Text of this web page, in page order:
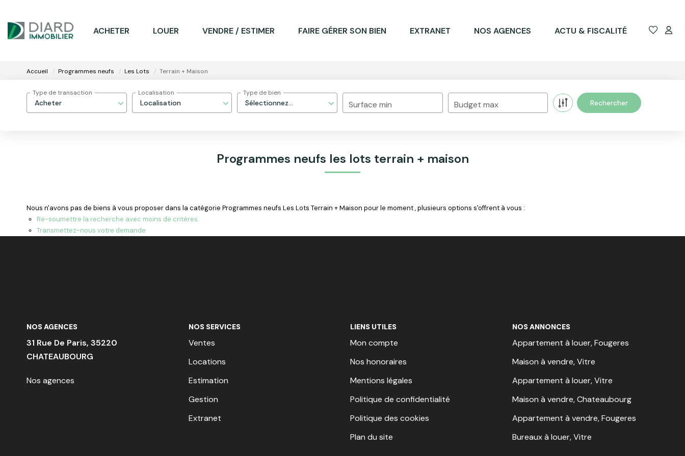
ACHETER LOUER VENDRE / ESTIMER FAIRE GÉRER SON BIEN EXTRANET NOS AGENCES ACTU & FISCALITÉ
Accueil Programmes neufs Les Lots Terrain + Maison
Acheter
Type de transaction
Localisation
Localisation
Sélectionnez...
Type de bien
Surface min Budget max
Programmes neufs les lots terrain + maison
Nous n'avons pas de biens à vous proposer dans la catégorie Programmes neufs Les Lots Terrain + Maison pour le moment , plusieurs options s'offrent à vous :
Re-soumettre la recherche avec moins de critères.
Transmettez-nous votre demande
NOS AGENCES
31 Rue De Paris, 35220
CHATEAUBOURG
Nos agences
NOS SERVICES
Ventes
Locations
Estimation
Gestion
Extranet
LIENS UTILES
Mon compte
Nos honoraires
Mentions légales
Politique de confidentialité
Politique des cookies
Plan du site
NOS ANNONCES
Appartement à louer, Fougeres
Maison à vendre, Vitre
Appartement à louer, Vitre
Maison à vendre, Chateaubourg
Appartement à vendre, Fougeres
Bureaux à louer, Vitre